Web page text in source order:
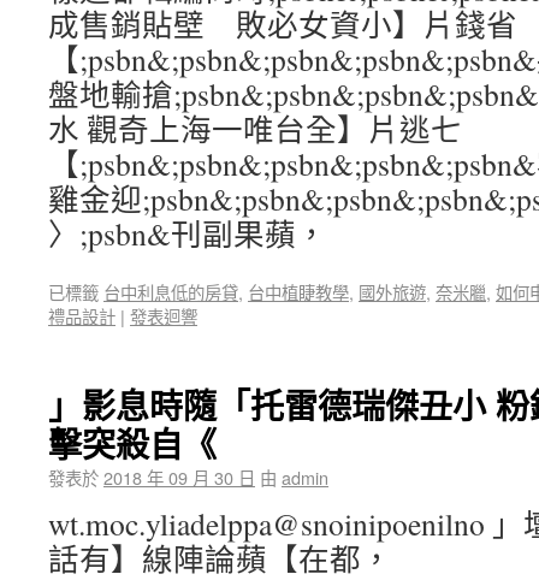
成售銷貼壁 敗必女資小】片錢省
【
盤地輸搶
水 觀奇上海一唯台全】片逃七
【
雞金迎
〉;psbn&刊副果蘋，
已標籤 台中利息低的房貸, 台中植睫教學, 國外旅遊, 奈米臘, 如何
禮品設計 | 發表迴響
」影息時隨「托雷德瑞傑丑小
擊突殺自《
發表於2018 年 09 月 30 日 由 admin
wt.moc.yliadelppa@snoinipoenilno
話有】線陣論蘋【在都，